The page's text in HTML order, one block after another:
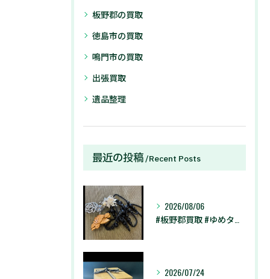
板野郡の買取
徳島市の買取
鳴門市の買取
出張買取
遺品整理
最近の投稿 Recent Posts
2026/08/06
2026/07/24